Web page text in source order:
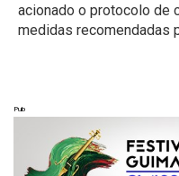
acionado o protocolo de
medidas recomendadas
Pub